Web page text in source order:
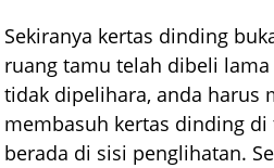
Sekiranya kertas dinding
ruang tamu telah dibeli
tidak dipelihara, anda harus
membasuh kertas dinding di
berada di sisi penglihatan.